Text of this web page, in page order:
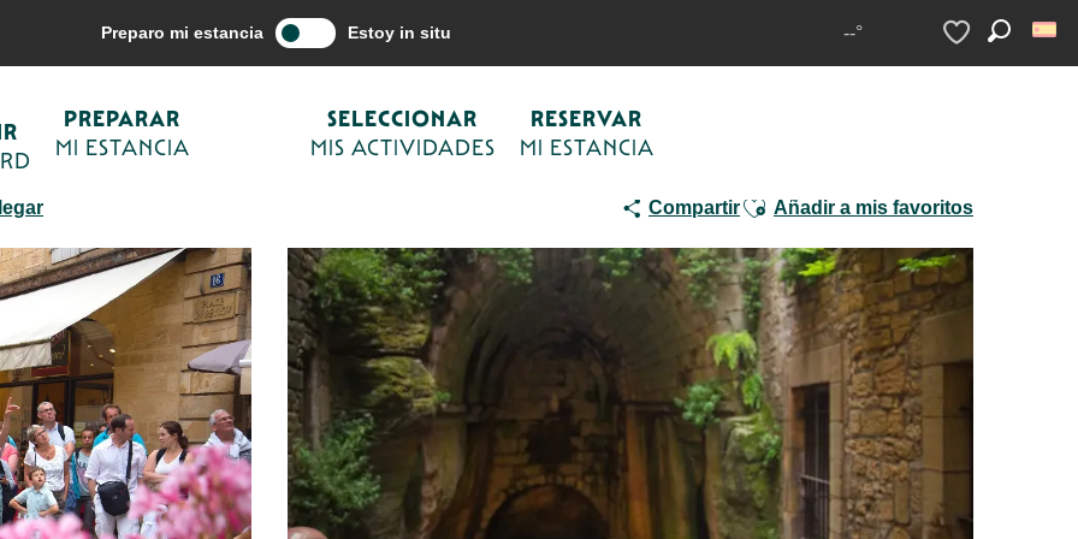
Preparo mi estancia Estoy in situ --°
Voir les favoris
PREPARAR
MI ESTANCIA
SELECCIONAR
MIS ACTIVIDADES
RESERVAR
MI ESTANCIA
Seleccionar mis actividades Cultura y patrimonio Sarlat, Histoire d'une ville - Visite guidée de la cité médiévale
de la cité médiévale
CompartirAjouter aux favoris
Añadir a mis favoritos